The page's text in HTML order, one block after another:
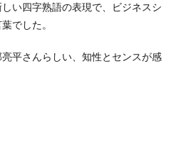
い四字熟語の表現で、ビジネスシ
でした。
平さんらしい、知性とセンスが感